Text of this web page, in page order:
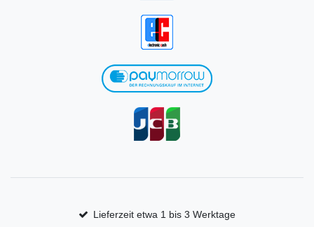
Lieferzeit etwa 1 bis 3 Werktage